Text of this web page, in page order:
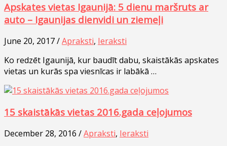
Apskates vietas Igaunijā: 5 dienu maršruts ar
auto – Igaunijas dienvidi un ziemeļi
June 20, 2017 /Apraksti, Ieraksti
Ko redzēt Igaunijā, kur baudīt dabu, skaistākās apskates
vietas un kurās spa viesnīcas ir labākā …
15 skaistākās vietas 2016.gada ceļojumos
December 28, 2016 /Apraksti, Ieraksti